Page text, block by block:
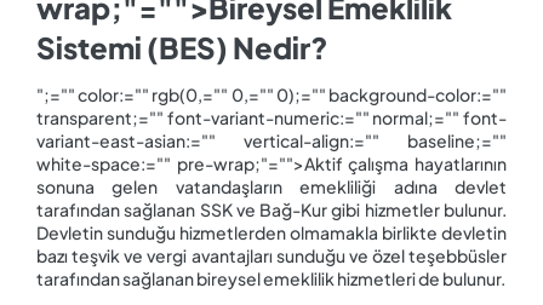
Sistemi (BES) Nedir?
";="" color:="" rgb(0,="" 0,="" 0);="" background-color:=""
transparent;="" font-variant-numeric:="" normal;="" font-
variant-east-asian:="" vertical-align:="" baseline;=""
white-space:="" pre-wrap;"="">Aktif çalışma hayatlarının
sonuna gelen vatandaşların emekliliği adına devlet
tarafından sağlanan SSK ve Bağ-Kur gibi hizmetler bulunur.
Devletin sunduğu hizmetlerden olmamakla birlikte devletin
bazı teşvik ve vergi avantajları sunduğu ve özel teşebbüsler
tarafından sağlanan bireysel emeklilik hizmetleri de bulunur.